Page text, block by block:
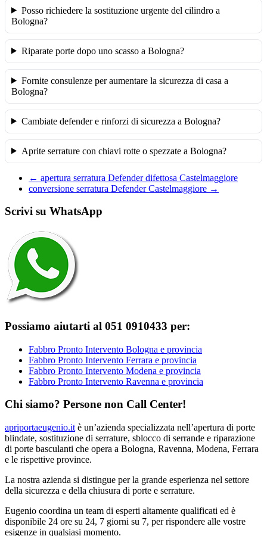
Posso richiedere la sostituzione urgente del cilindro a
Bologna?
Riparate porte dopo uno scasso a Bologna?
Fornite consulenze per aumentare la sicurezza di casa a
Bologna?
Cambiate defender e rinforzi di sicurezza a Bologna?
Aprite serrature con chiavi rotte o spezzate a Bologna?
← apertura serratura Defender difettosa Castelmaggiore
conversione serratura Defender Castelmaggiore →
Scrivi su WhatsApp
Possiamo aiutarti al 051 0910433 per:
Fabbro Pronto Intervento Bologna e provincia
Fabbro Pronto Intervento Ferrara e provincia
Fabbro Pronto Intervento Modena e provincia
Fabbro Pronto Intervento Ravenna e provincia
Chi siamo? Persone non Call Center!
apriportaeugenio.it è un’azienda specializzata nell’apertura di porte
blindate, sostituzione di serrature, sblocco di serrande e riparazione
di porte basculanti che opera a Bologna, Ravenna, Modena, Ferrara
e le rispettive province.
La nostra azienda si distingue per la grande esperienza nel settore
della sicurezza e della chiusura di porte e serrature.
Eugenio coordina un team di esperti altamente qualificati ed è
disponibile 24 ore su 24, 7 giorni su 7, per rispondere alle vostre
esigenze in qualsiasi momento.